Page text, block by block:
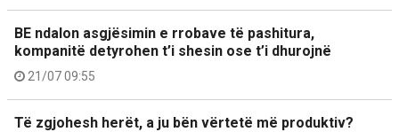
BE ndalon asgjësimin e rrobave të pashitura,
kompanitë detyrohen t’i shesin ose t’i dhurojnë
21/07 09:55
Të zgjohesh herët, a ju bën vërtetë më produktiv?